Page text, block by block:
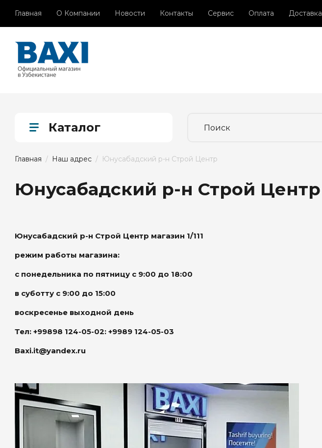
Главная О Компании Новости Контакты Сервис Оплата Доставка
Каталог
Главная / Наш адрес /  Юнусабадский р-н Строй Центр
Юнусабадский р-н Строй Центр
Юнусабадский р-н Строй Центр магазин 1/111
режим работы магазина:
с понедельника по пятницу с 9:00 до 18:00
в суботту с 9:00 до 15:00
воскресенье выходной день
Тел: +99898 124-05-02: +9989 124-05-03
Baxi.it@yandex.ru